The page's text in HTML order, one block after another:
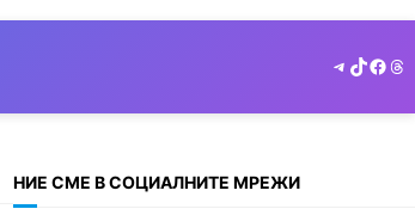
Telegram
TikTok
НИЕ СМЕ В СОЦИАЛНИТЕ МРЕЖИ